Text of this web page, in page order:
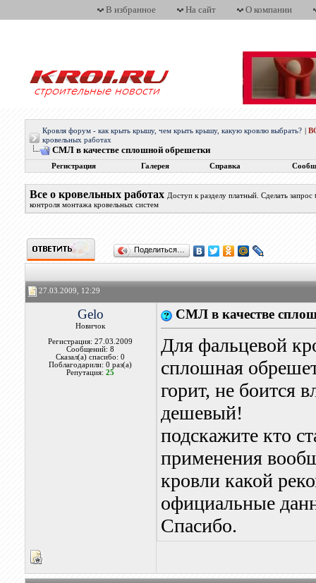
В избранное На сайт О компании
Кровля форум - как крыть крышу, чем крыть крышу, какую кровлю выбрать?
кровельных работах
СМЛ в качестве сплошной обрешетки
Регистрация Галерея Справка
Все о кровельных работах Доступ к разделу платный. Сделать
контроля монтажа кровельных систем
Поделиться…
27.03.2009, 12:29
Gelo
Новичок
Регистрация: 27.03.2009
Сообщений: 8
Сказал(а) спасибо: 0
Поблагодарили: 0 раз(а)
Репутация:25
СМЛ в качестве
Для фальцевой
сплошная
горит, не боится
дешевый!
подскажите кто
применения
кровли какой
официальные
Спасибо.